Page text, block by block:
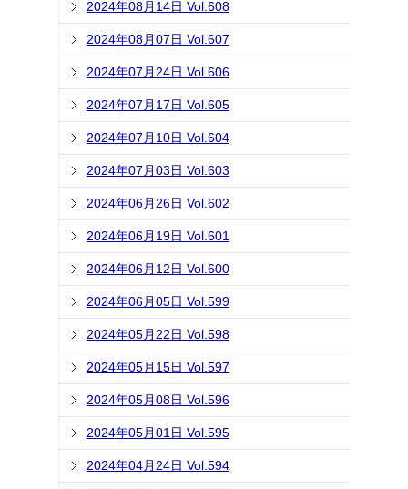
2024年08月14日 Vol.608
2024年08月07日 Vol.607
2024年07月24日 Vol.606
2024年07月17日 Vol.605
2024年07月10日 Vol.604
2024年07月03日 Vol.603
2024年06月26日 Vol.602
2024年06月19日 Vol.601
2024年06月12日 Vol.600
2024年06月05日 Vol.599
2024年05月22日 Vol.598
2024年05月15日 Vol.597
2024年05月08日 Vol.596
2024年05月01日 Vol.595
2024年04月24日 Vol.594